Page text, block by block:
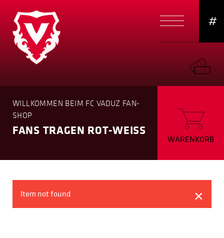
#
WILLKOMMEN BEIM FC VADUZ FAN-
SHOP
FANS TRAGEN ROT-WEISS
WARENKORB
Item not found ×